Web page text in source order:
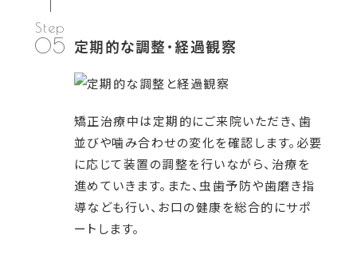
05 定期的な調整・経過観察
矯正治療中は定期的にご来院いただき、歯
並びや噛み合わせの変化を確認します。必要
に応じて装置の調整を行いながら、治療を
進めていきます。また、虫歯予防や歯磨き指
導なども行い、お口の健康を総合的にサポ
ートします。